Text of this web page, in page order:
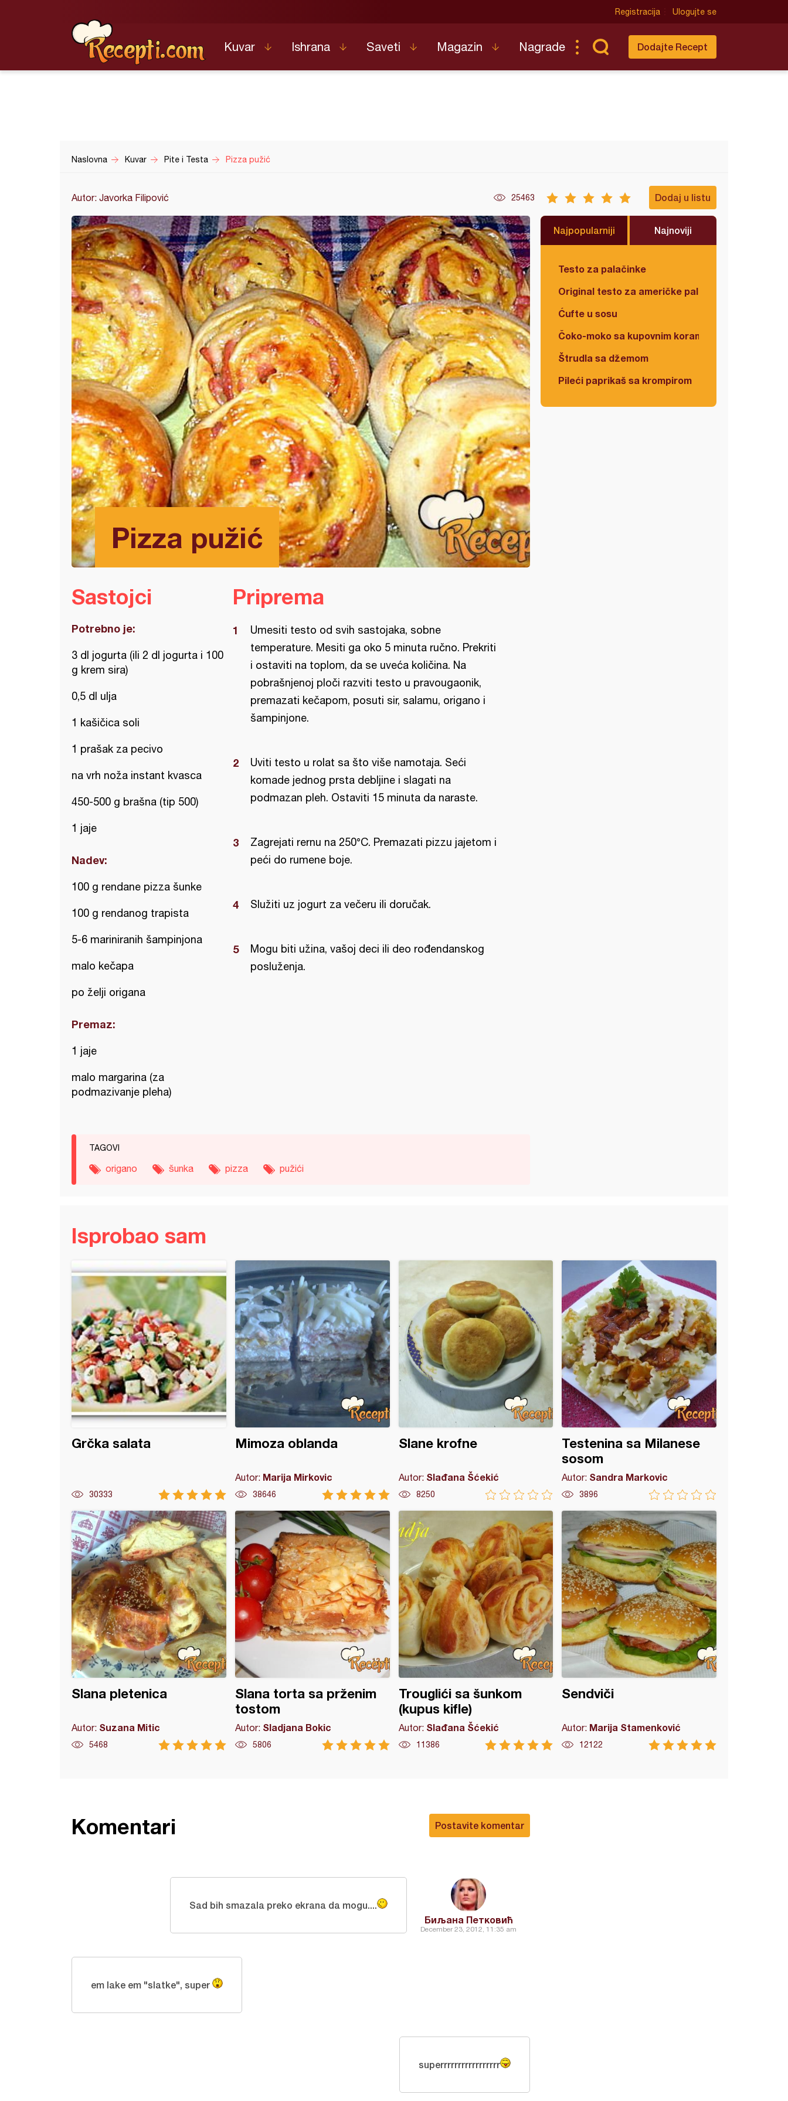
Registracija Ulogujte se
Kuvar Ishrana Saveti Magazin Nagrade Dodajte Recept
Naslovna Kuvar Pite i Testa Pizza pužić
Autor: Javorka Filipović 25463 Dodaj u listu
Pizza pužić
Najpopularniji Najnoviji
Testo za palačinke
Original testo za američke palačinke
Ćufte u sosu
Čoko-moko sa kupovnim korama
Štrudla sa džemom
Pileći paprikaš sa krompirom
Sastojci
Potrebno je:
3 dl jogurta (ili 2 dl jogurta i 100
g krem sira)
0,5 dl ulja
1 kašičica soli
1 prašak za pecivo
na vrh noža instant kvasca
450-500 g brašna (tip 500)
1 jaje
Nadev:
100 g rendane pizza šunke
100 g rendanog trapista
5-6 mariniranih šampinjona
malo kečapa
po želji origana
Premaz:
1 jaje
malo margarina (za
podmazivanje pleha)
Priprema
Umesiti testo od svih sastojaka, sobne
temperature. Mesiti ga oko 5 minuta ručno. Prekriti
i ostaviti na toplom, da se uveća količina. Na
pobrašnjenoj ploči razviti testo u pravougaonik,
premazati kečapom, posuti sir, salamu, origano i
šampinjone.
Uviti testo u rolat sa što više namotaja. Seći
komade jednog prsta debljine i slagati na
podmazan pleh. Ostaviti 15 minuta da naraste.
Zagrejati rernu na 250°C. Premazati pizzu jajetom i
peći do rumene boje.
Služiti uz jogurt za večeru ili doručak.
Mogu biti užina, vašoj deci ili deo rođendanskog
posluženja.
TAGOVI
origano šunka pizza pužići
Isprobao sam
Grčka salata
30333
Mimoza oblanda
Autor: Marija Mirkovic
38646
Slane krofne
Autor: Slađana Šćekić
8250
Testenina sa Milanese
sosom
Autor: Sandra Markovic
3896
Slana pletenica
Autor: Suzana Mitic
5468
Slana torta sa prženim
tostom
Autor: Sladjana Bokic
5806
Trouglići sa šunkom
(kupus kifle)
Autor: Slađana Šćekić
11386
Sendviči
Autor: Marija Stamenković
12122
Postavite komentar
Komentari
Биљана Петковић
December 23, 2012, 11:35 am
Sad bih smazala preko ekrana da mogu....
em lake em "slatke", super
superrrrrrrrrrrrrrrrr